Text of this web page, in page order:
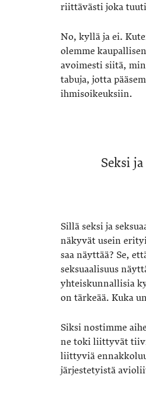
riittävästi joka
No, kyllä ja ei.
olemme
avoimesti siitä,
tabuja, jotta
ihmisoikeuksiin.
Seksi
Sillä seksi ja
näkyvät usein
saa näyttää? Se,
seksuaalisuus
yhteiskunnallisia
on tärkeää. Kuka
Siksi nostimme
ne toki liittyvät
liittyviä
järjestetyistä